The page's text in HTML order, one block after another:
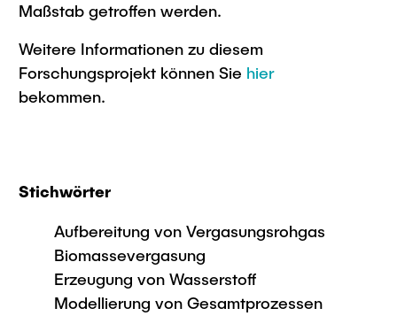
Maßstab getroffen werden.
Weitere Informationen zu diesem
Forschungsprojekt können Sie hier
bekommen.
Stichwörter
Aufbereitung von Vergasungsrohgas
Biomassevergasung
Erzeugung von Wasserstoff
Modellierung von Gesamtprozessen